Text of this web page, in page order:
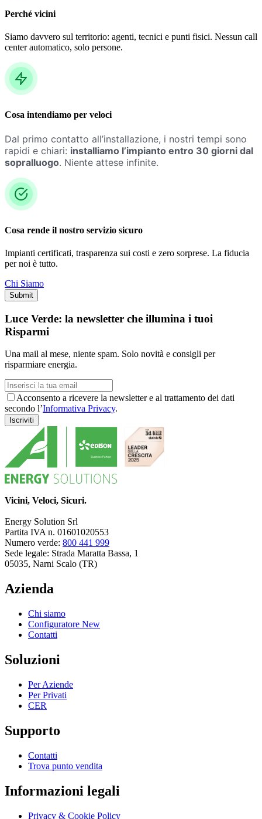
Perché vicini
Siamo davvero sul territorio: agenti, tecnici e punti fisici. Nessun call
center automatico, solo persone.
Cosa intendiamo per veloci
Dal primo contatto all’installazione, i nostri tempi sono
rapidi e chiari: installiamo l’impianto entro 30 giorni dal
sopralluogo. Niente attese infinite.
Cosa rende il nostro servizio sicuro
Impianti certificati, trasparenza sui costi e zero sorprese. La fiducia
per noi è tutto.
Chi Siamo
Luce Verde: la newsletter che illumina i tuoi
Risparmi
Una mail al mese, niente spam. Solo novità e consigli per
risparmiare energia.
Acconsento a ricevere la newsletter e al trattamento dei dati
secondo l’Informativa Privacy.
Vicini, Veloci, Sicuri.
Energy Solution Srl
Partita IVA n. 01601020553
Numero verde: 800 441 999
Sede legale: Strada Maratta Bassa, 1
05035, Narni Scalo (TR)
Azienda
Chi siamo
Configuratore New
Contatti
Soluzioni
Per Aziende
Per Privati
CER
Supporto
Contatti
Trova punto vendita
Informazioni legali
Privacy & Cookie Policy